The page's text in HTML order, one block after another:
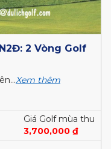
2 Vòng Golf
Xem thêm
Giá Golf mùa thu
3,700,000 ₫